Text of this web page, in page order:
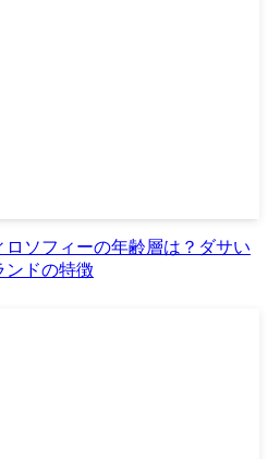
ソフィーの年齢層は？ダサい
ンドの特徴